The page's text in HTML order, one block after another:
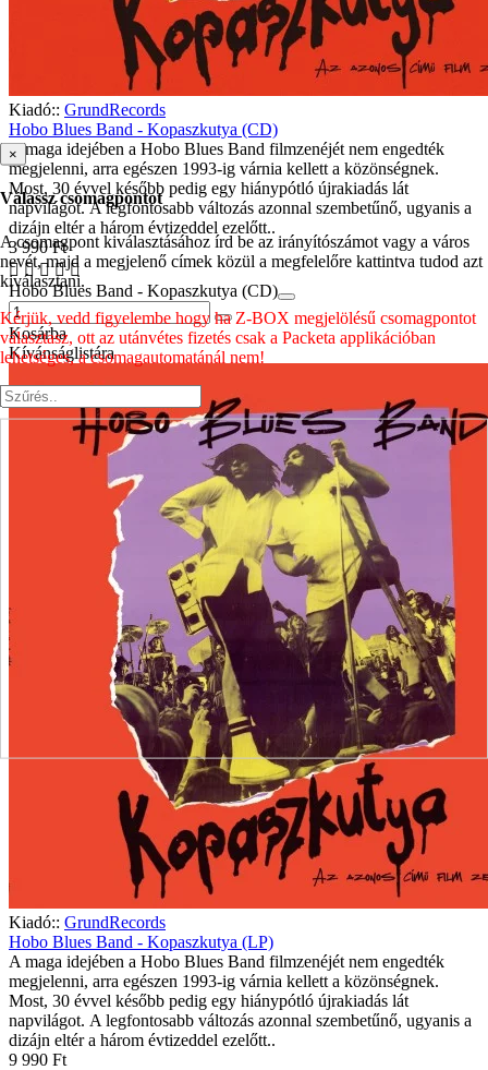
Kiadó:: GrundRecords
Hobo Blues Band - Kopaszkutya (CD)
A maga idejében a Hobo Blues Band filmzenéjét nem engedték
megjelenni, arra egészen 1993-ig várnia kellett a közönségnek.
Most, 30 évvel később pedig egy hiánypótló újrakiadás lát
napvilágot. A legfontosabb változás azonnal szembetűnő, ugyanis a
dizájn eltér a három évtizeddel ezelőtt..
3 990 Ft
Hobo Blues Band - Kopaszkutya (CD)
Kosárba
Kívánságlistára
Kiadó:: GrundRecords
Hobo Blues Band - Kopaszkutya (LP)
A maga idejében a Hobo Blues Band filmzenéjét nem engedték
megjelenni, arra egészen 1993-ig várnia kellett a közönségnek.
Most, 30 évvel később pedig egy hiánypótló újrakiadás lát
napvilágot. A legfontosabb változás azonnal szembetűnő, ugyanis a
dizájn eltér a három évtizeddel ezelőtt..
9 990 Ft
×
Válassz csomagpontot
A csomagpont kiválasztásához írd be az irányítószámot vagy a város
nevét, majd a megjelenő címek közül a megfelelőre kattintva tudod azt
kiválasztani.
Kérjük, vedd figyelembe hogy ha Z-BOX megjelölésű csomagpontot
választasz, ott az utánvétes fizetés csak a Packeta applikációban
lehetséges, a csomagautomatánál nem!